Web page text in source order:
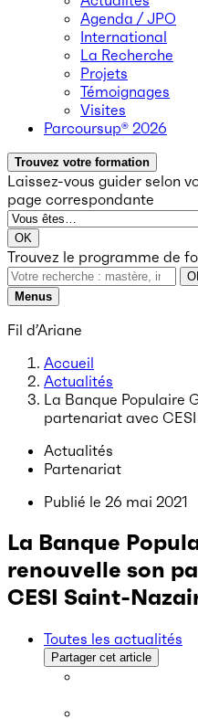
Agenda / JPO
International
La Recherche
Projets
Témoignages
Visites
Parcoursup® 2026
Trouvez votre formation
Laissez-vous guider selon
page correspondante
OK
Trouvez le programme de
Menus
Fil d’Ariane
Accueil
Actualités
La Banque Populaire
partenariat avec
Actualités
Partenariat
Publié le 26 mai 2021
La Banque
renouvelle son
CESI Saint-
Toutes les actualités
Partager cet article